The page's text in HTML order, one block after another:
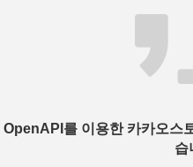
OpenAPI를 이용한 카카오스
습